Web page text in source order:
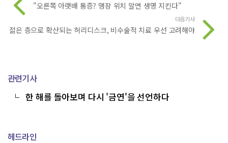
"오른쪽 아랫배 통증? 맹장 위치 알면 생명 지킨다"
다음기사
젊은 층으로 확산되는 허리디스크, 비수술적 치료 우선 고려해야
관련기사
한 해를 돌아보며 다시 '금연'을 선언하다
헤드라인